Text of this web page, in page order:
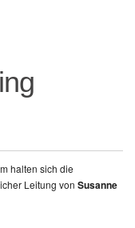
halten sich die
Leitung von Susanne